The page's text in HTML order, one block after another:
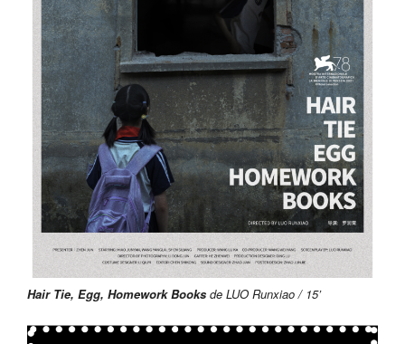
Hair Tie, Egg, Homework Books de LUO Runxiao / 15’